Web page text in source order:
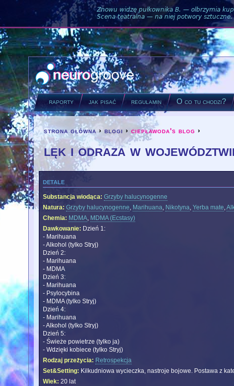
Znowu widzę pułkownika B. — olbrzymia
Scena teatralna — na niej potwory
raporty jak pisać regulamin O co tu chodzi?
you are here
strona główna ›blogi ›ciepławoda's blog ›
lęk i odraza w
detale
Substancja wiodąca: Grzyby halucynogenne
Natura: Grzyby halucynogenne, Marihuana, Nikotyna,Yerba mate,
Chemia: MDMA, MDMA (Ecstasy)
Dawkowanie: Dzień 1:
- Marihuana
- Alkohol (tylko Stryj)
Dzień 2:
- Marihuana
- MDMA
Dzień 3:
- Marihuana
- Psylocybina
- MDMA (tylko Stryj)
Dzień 4:
- Marihuana
- Alkohol (tylko Stryj)
Dzień 5:
- Świeże powietrze (tylko ja)
- Wdzięki kobiece (tylko Stryj)
Rodzaj przeżycia: Retrospekcja
Set&Setting: Kilkudniowa wycieczka, nastroje bojowe. Postawa z
Wiek: 20 lat